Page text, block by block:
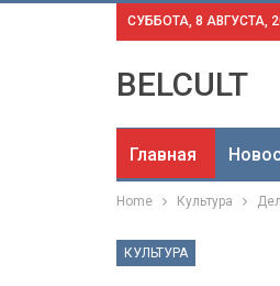
СУББОТА, 8 АВГУСТА,
BELCULT
Главная
Home Культура
КУЛЬТУРА